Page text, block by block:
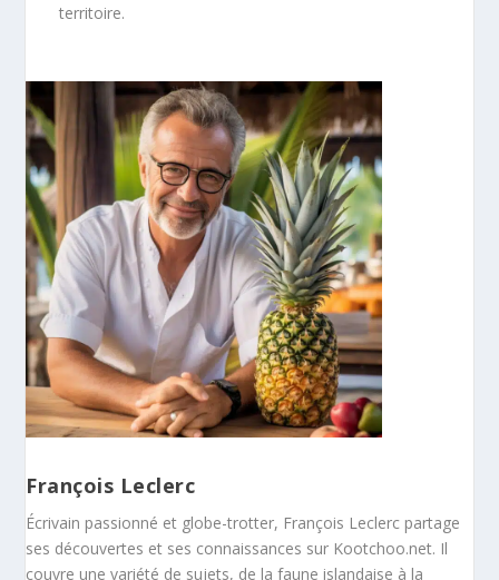
territoire.
François Leclerc
Écrivain passionné et globe-trotter, François Leclerc partage
ses découvertes et ses connaissances sur Kootchoo.net. Il
couvre une variété de sujets, de la faune islandaise à la